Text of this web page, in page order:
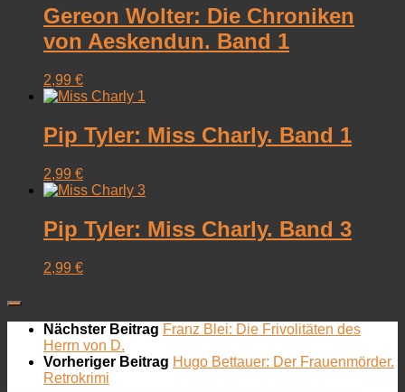
Gereon Wolter: Die Chroniken
von Aeskendun. Band 1
2,99 €
Pip Tyler: Miss Charly. Band 1
2,99 €
Pip Tyler: Miss Charly. Band 3
2,99 €
Nächster Beitrag Franz Blei: Die Frivolitäten des
Herrn von D.
Vorheriger Beitrag Hugo Bettauer: Der Frauenmörder.
Retrokrimi